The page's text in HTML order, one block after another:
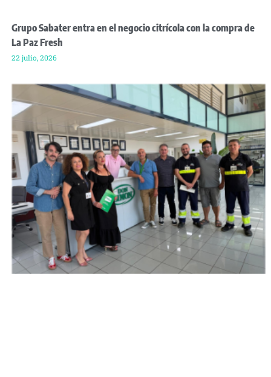
Grupo Sabater entra en el negocio citrícola con la compra de
La Paz Fresh
22 julio, 2026